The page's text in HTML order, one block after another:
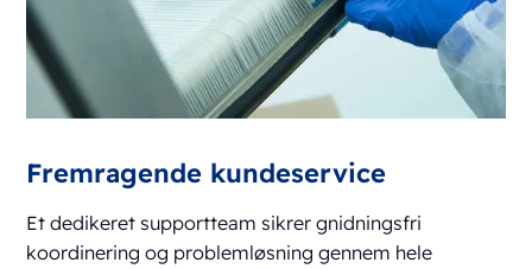
Fremragende kundeservice
Et dedikeret supportteam sikrer gnidningsfri
koordinering og problemløsning gennem hele